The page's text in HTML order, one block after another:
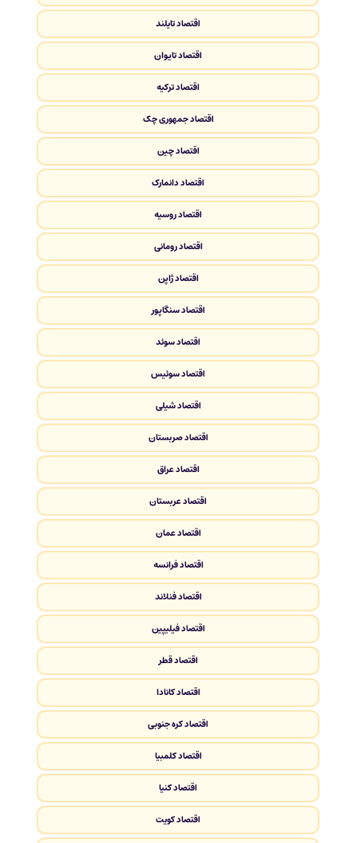
اقتصاد تایلند
اقتصاد تایوان
اقتصاد ترکیه
اقتصاد جمهوری چک
اقتصاد چین
اقتصاد دانمارک
اقتصاد روسیه
اقتصاد رومانی
اقتصاد ژاپن
اقتصاد سنگاپور
اقتصاد سوئد
اقتصاد سوئیس
اقتصاد شیلی
اقتصاد صربستان
اقتصاد عراق
اقتصاد عربستان
اقتصاد عمان
اقتصاد فرانسه
اقتصاد فنلاند
اقتصاد فیلیپین
اقتصاد قطر
اقتصاد کانادا
اقتصاد کره جنوبی
اقتصاد کلمبیا
اقتصاد کنیا
اقتصاد کویت